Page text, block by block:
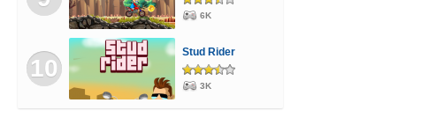
6K
10
Stud Rider
3K